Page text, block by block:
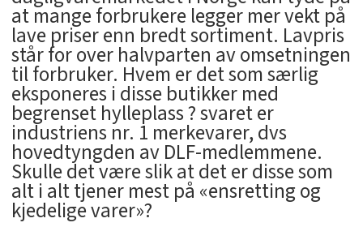
at mange forbrukere legger mer vekt på
lave priser enn bredt sortiment. Lavpris
står for over halvparten av omsetningen
til forbruker. Hvem er det som særlig
eksponeres i disse butikker med
begrenset hylleplass ? svaret er
industriens nr. 1 merkevarer, dvs
hovedtyngden av DLF-medlemmene.
Skulle det være slik at det er disse som
alt i alt tjener mest på «ensretting og
kjedelige varer»?